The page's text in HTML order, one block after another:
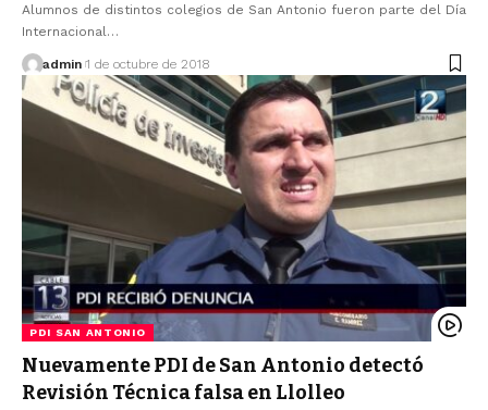
Alumnos de distintos colegios de San Antonio fueron parte del Día
Internacional…
admin 1 de octubre de 2018
PDI SAN ANTONIO
Nuevamente PDI de San Antonio detectó
Revisión Técnica falsa en Llolleo